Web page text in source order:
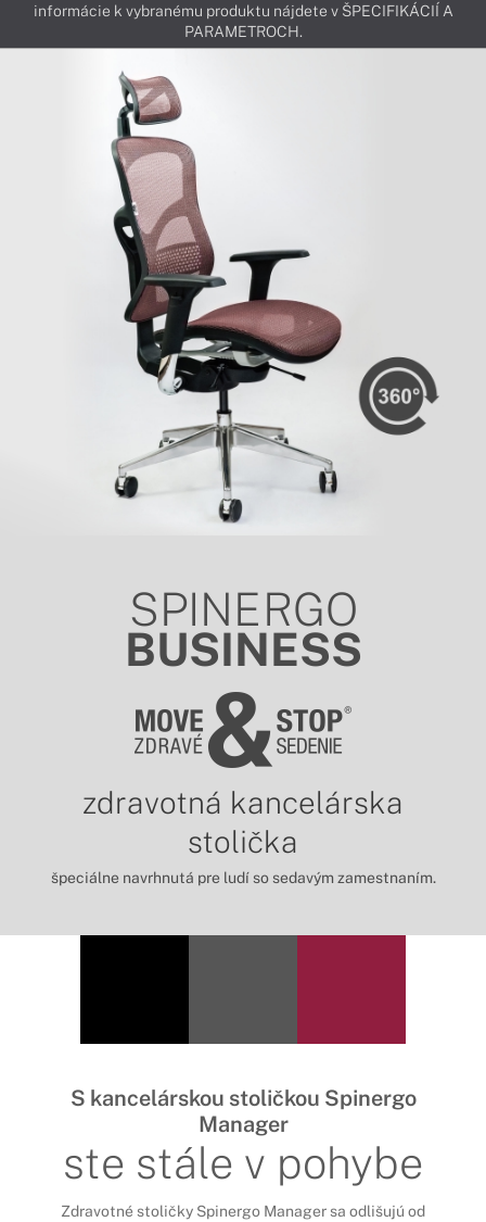
informácie k vybranému produktu nájdete v ŠPECIFIKÁCIÍ A
PARAMETROCH.
SPINERGO
BUSINESS
zdravotná kancelárska
stolička
špeciálne navrhnutá pre ludí so sedavým zamestnaním.
S kancelárskou stoličkou Spinergo
Manager
ste stále v pohybe
Zdravotné stoličky Spinergo Manager sa odlišujú od